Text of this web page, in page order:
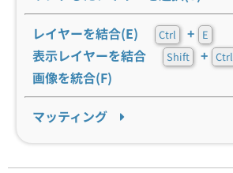
レイヤーを結合(E) Ctrl + E
表示レイヤーを結合 Shift + Ctrl
画像を統合(F)
マッティング